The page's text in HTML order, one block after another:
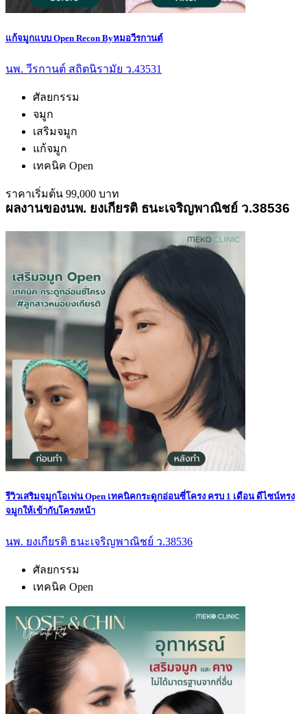
แก้จมูกแบบ Open Recon Byหมอวีรกานต์
นพ. วีรกานต์ สถิตนิรามัย ว.43531
ศัลยกรรม
จมูก
เสริมจมูก
แก้จมูก
เทคนิค Open
ราคาเริ่มต้น 99,000 บาท
ผลงานของนพ. ยงเกียรติ ธนะเจริญพาณิชย์ ว.38536
รีวิวเสริมจมูกโอเพ่น Open เทคนิคกระดูกอ่อนซี่โครง ครบ 1 เดือน ดีไซน์ทรง
จมูกให้เข้ากับโครงหน้า
นพ. ยงเกียรติ ธนะเจริญพาณิชย์ ว.38536
ศัลยกรรม
เทคนิค Open